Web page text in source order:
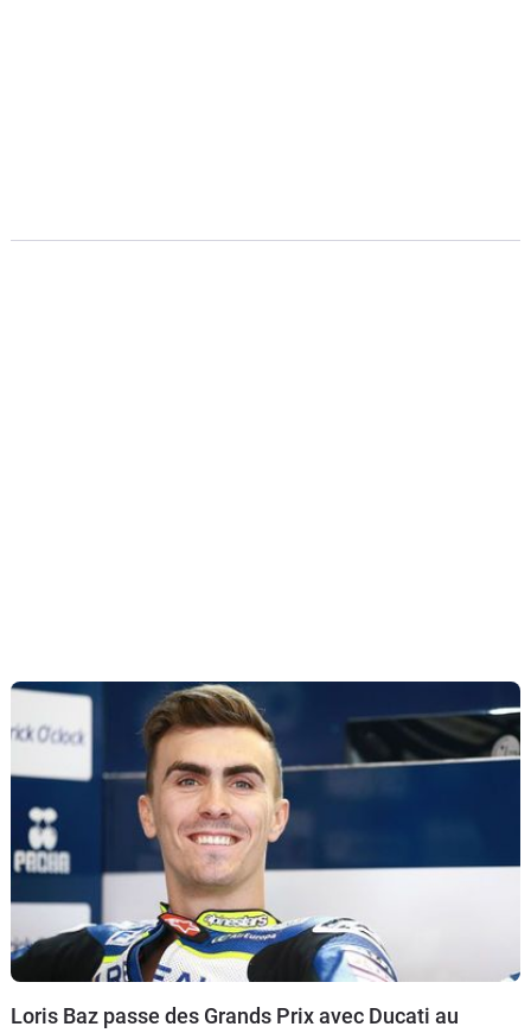
Loris Baz passe des Grands Prix avec Ducati au